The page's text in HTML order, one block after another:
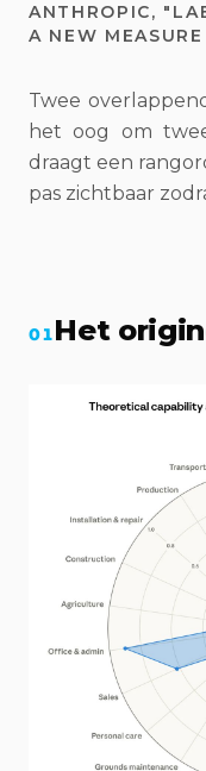
ANTHROPIC,
A NEW
Twee
het oog om
draagt een
pas zichtbaar
01Het